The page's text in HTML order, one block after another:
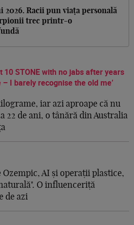
2026. Racii pun viața personală
trec printr-o
iar azi aproape că nu
22 de ani, o tânără din Australia
AI și operații plastice,
O influenceriță
de azi